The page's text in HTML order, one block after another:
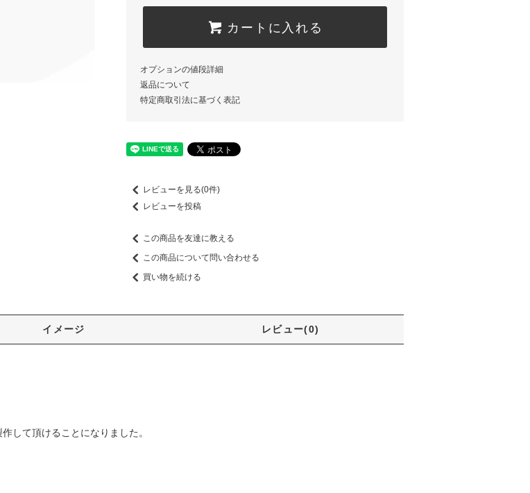
カートに入れる
オプションの値段詳細
返品について
特定商取引法に基づく表記
レビューを見る(0件)
レビューを投稿
この商品を友達に教える
この商品について問い合わせる
買い物を続ける
イメージ レビュー(0)
して頂けることになりました。